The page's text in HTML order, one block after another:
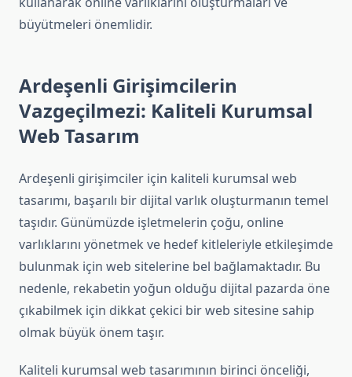
büyütmeleri önemlidir.
Ardeşenli Girişimcilerin
Vazgeçilmezi: Kaliteli Kurumsal
Web Tasarım
Ardeşenli girişimciler için kaliteli kurumsal web
tasarımı, başarılı bir dijital varlık oluşturmanın temel
taşıdır. Günümüzde işletmelerin çoğu, online
varlıklarını yönetmek ve hedef kitleleriyle etkileşimde
bulunmak için web sitelerine bel bağlamaktadır. Bu
nedenle, rekabetin yoğun olduğu dijital pazarda öne
çıkabilmek için dikkat çekici bir web sitesine sahip
olmak büyük önem taşır.
Kaliteli kurumsal web tasarımının birinci önceliği,